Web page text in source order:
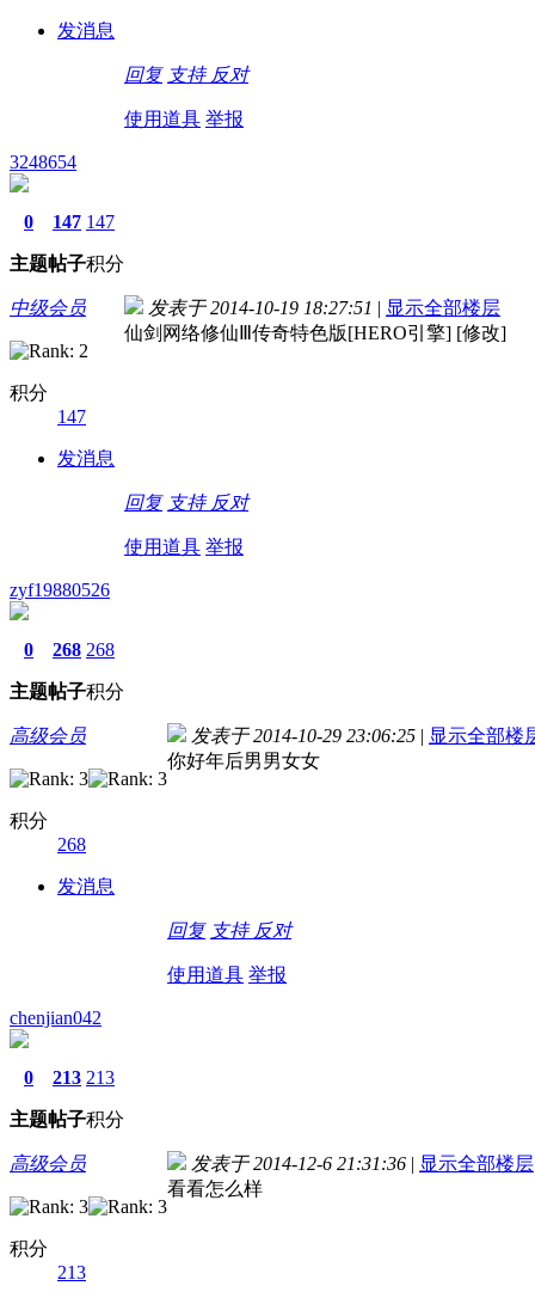
发消息
回复 支持 反对
使用道具 举报
3248654
0
主题
147
帖子
147
积分
中级会员
积分
147
发消息
发表于 2014-10-19 18:27:51 | 显示全部楼层
仙剑网络修仙Ⅲ传奇特色版[HERO引擎] [修改]
回复 支持 反对
使用道具 举报
zyf19880526
0
主题
268
帖子
268
积分
高级会员
积分
268
发消息
发表于 2014-10-29 23:06:25 | 显示全部楼
你好年后男男女女
回复 支持 反对
使用道具 举报
chenjian042
0
主题
213
帖子
213
积分
高级会员
积分
213
发表于 2014-12-6 21:31:36 | 显示全部楼层
看看怎么样